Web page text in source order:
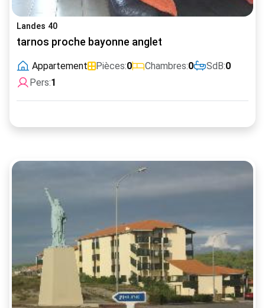
Landes 40
tarnos proche bayonne anglet
Appartement Pièces:0 Chambres:0 SdB:0
Pers:1